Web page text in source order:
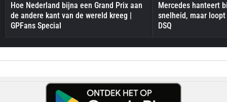
Hoe Nederland bijna een Grand Prix aan
de andere kant van de wereld kreeg |
GPFans Special
Mercedes hanteert
snelheid, maar
DSQ